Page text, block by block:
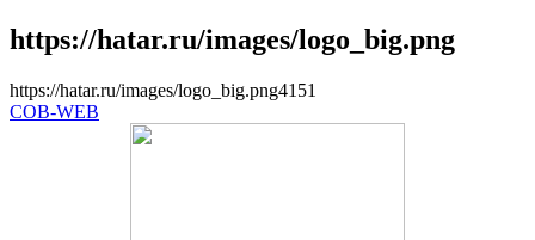
https://hatar.ru/images/logo_big.png
https://hatar.ru/images/logo_big.png41 51
COB-WEB